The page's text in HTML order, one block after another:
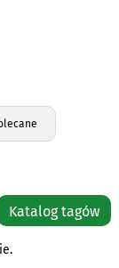
Katalog tagów